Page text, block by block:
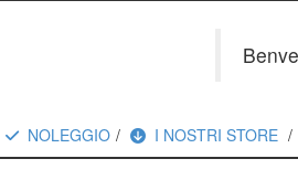
NOLEGGIO I NOSTRI STORE